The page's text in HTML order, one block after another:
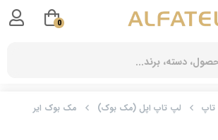
لپ تاپ اپل (مک بوک) مک بوک ایر
0